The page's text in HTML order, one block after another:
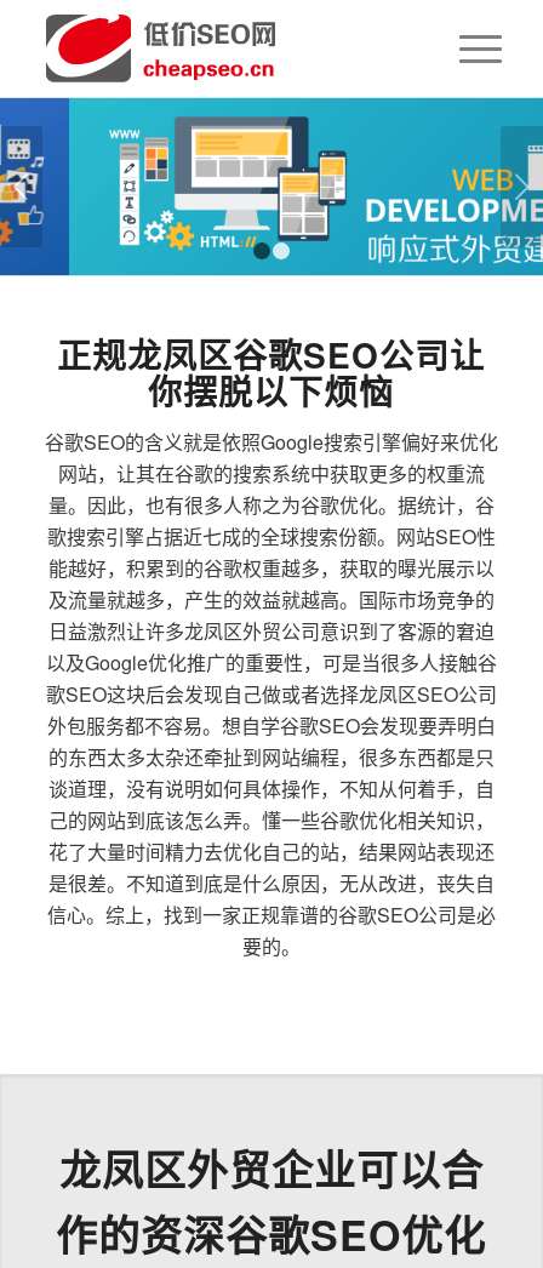
下一页
1 2
正规龙凤区谷歌SEO公司让
你摆脱以下烦恼
谷歌SEO的含义就是依照Google搜索引擎偏好来优化
网站，让其在谷歌的搜索系统中获取更多的权重流
量。因此，也有很多人称之为谷歌优化。据统计，谷
歌搜索引擎占据近七成的全球搜索份额。网站SEO性
能越好，积累到的谷歌权重越多，获取的曝光展示以
及流量就越多，产生的效益就越高。国际市场竞争的
日益激烈让许多龙凤区外贸公司意识到了客源的窘迫
以及Google优化推广的重要性，可是当很多人接触谷
歌SEO这块后会发现自己做或者选择龙凤区SEO公司
外包服务都不容易。想自学谷歌SEO会发现要弄明白
的东西太多太杂还牵扯到网站编程，很多东西都是只
谈道理，没有说明如何具体操作，不知从何着手，自
己的网站到底该怎么弄。懂一些谷歌优化相关知识，
花了大量时间精力去优化自己的站，结果网站表现还
是很差。不知道到底是什么原因，无从改进，丧失自
信心。综上，找到一家正规靠谱的谷歌SEO公司是必
要的。
龙凤区外贸企业可以合
作的资深谷歌SEO优化